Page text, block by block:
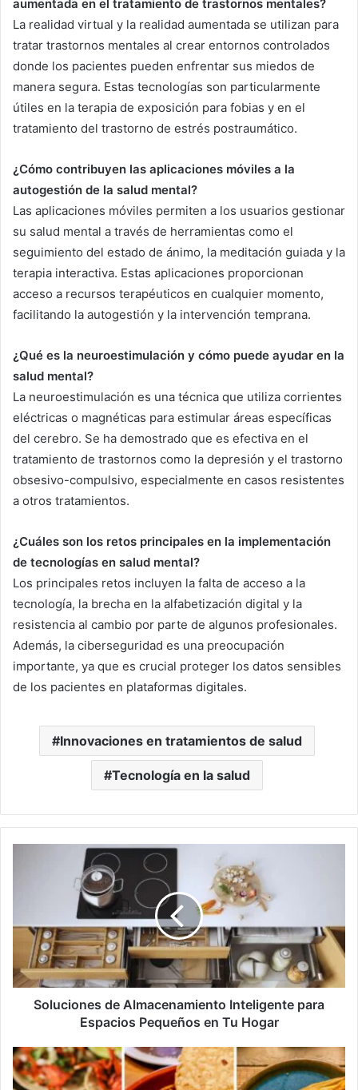
aumentada en el tratamiento de trastornos mentales?
La realidad virtual y la realidad aumentada se utilizan para
tratar trastornos mentales al crear entornos controlados
donde los pacientes pueden enfrentar sus miedos de
manera segura. Estas tecnologías son particularmente
útiles en la terapia de exposición para fobias y en el
tratamiento del trastorno de estrés postraumático.
¿Cómo contribuyen las aplicaciones móviles a la
autogestión de la salud mental?
Las aplicaciones móviles permiten a los usuarios gestionar
su salud mental a través de herramientas como el
seguimiento del estado de ánimo, la meditación guiada y la
terapia interactiva. Estas aplicaciones proporcionan
acceso a recursos terapéuticos en cualquier momento,
facilitando la autogestión y la intervención temprana.
¿Qué es la neuroestimulación y cómo puede ayudar en la
salud mental?
La neuroestimulación es una técnica que utiliza corrientes
eléctricas o magnéticas para estimular áreas específicas
del cerebro. Se ha demostrado que es efectiva en el
tratamiento de trastornos como la depresión y el trastorno
obsesivo-compulsivo, especialmente en casos resistentes
a otros tratamientos.
¿Cuáles son los retos principales en la implementación
de tecnologías en salud mental?
Los principales retos incluyen la falta de acceso a la
tecnología, la brecha en la alfabetización digital y la
resistencia al cambio por parte de algunos profesionales.
Además, la ciberseguridad es una preocupación
importante, ya que es crucial proteger los datos sensibles
de los pacientes en plataformas digitales.
Innovaciones en tratamientos de salud
Tecnología en la salud
Almacenamiento
Espacios
Pequeños
en
Tu
HogarSoluciones de Almacenamiento Inteligente para
Espacios Pequeños en Tu Hogar
Recetas
Tradicionales